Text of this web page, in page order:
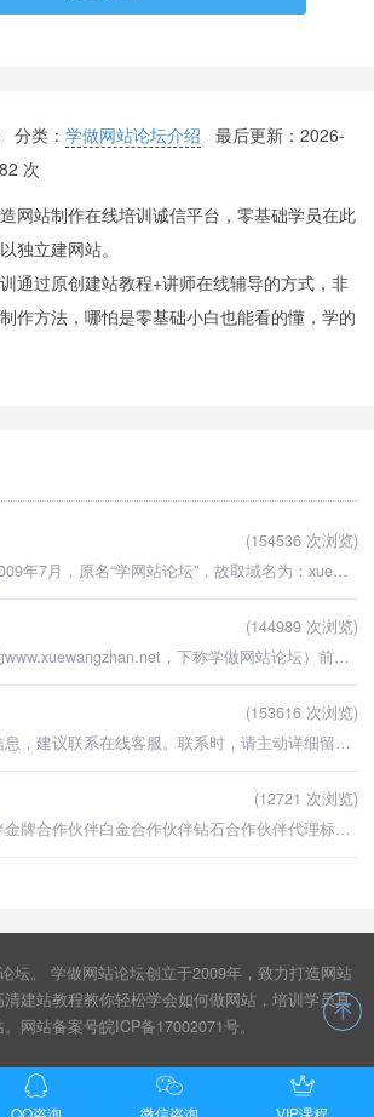
分类：学做网站论坛介绍 最后更新：2026-
次
网站制作在线培训诚信平台，零基础学员在此
独立建网站。
通过原创建站教程+讲师在线辅导的方式，非
作方法，哪怕是零基础小白也能看的懂，学的
(154536 次浏览)
学做网站论坛创建于2009年7月，原名“学网站论坛”，故取域名为：xuewangzhan.net ，域名为“学网站 ”三个字
(144989 次浏览)
在使用本站（主域名为www.xuewangzhan.net，下称学做网站论坛）前，请您务必仔细阅读并透彻理解本用户协议
(153616 次浏览)
联系我们为提供详尽信息，建议联系在线客服。联系时，请主动详细留言您的需求。论坛培训客服QQ
(12721 次浏览)
权益描述银牌合作伙伴金牌合作伙伴白金合作伙伴钻石合作伙伴代理标识所有模板代
坛。 学做网站论坛创立于2009年，致力打造网站
建站教程教你轻松学会如何做网站，培训学员真
网站备案号皖ICP备17002071号。
QQ咨询 微信咨询 VIP课程